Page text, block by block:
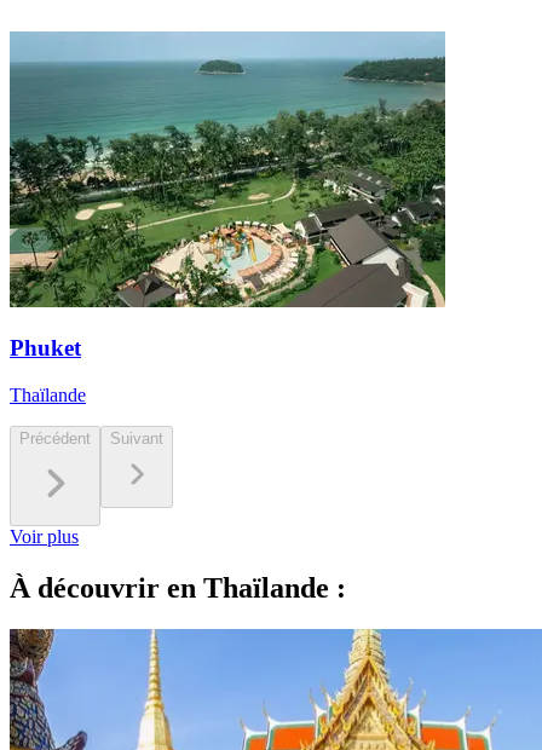
Phuket
Thaïlande
Précédent Suivant
Voir plus
À découvrir en Thaïlande :